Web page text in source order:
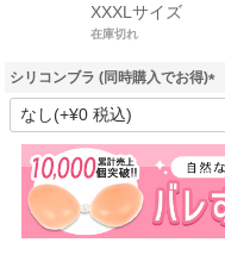
XXXLサイズ
在庫切れ
シリコンブラ (同時購入でお得)
(
須
)